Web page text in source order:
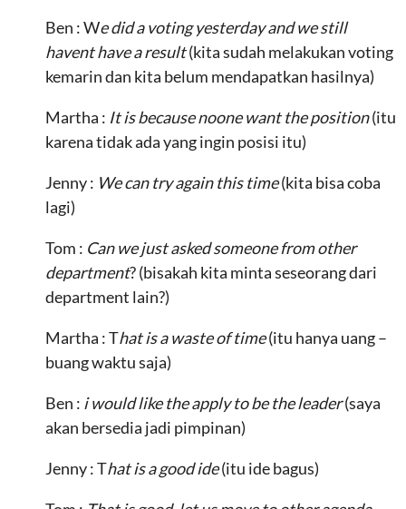
Ben : We did a voting yesterday and we still
havent have a result(kita sudah melakukan voting
kemarin dan kita belum mendapatkan hasilnya)
Martha : It is because noone want the position(itu
karena tidak ada yang ingin posisi itu)
Jenny : We can try again this time(kita bisa coba
lagi)
Tom : Can we just asked someone from other
department? (bisakah kita minta seseorang dari
department lain?)
Martha : That is a waste of time(itu hanya uang –
buang waktu saja)
Ben : i would like the apply to be the leader(saya
akan bersedia jadi pimpinan)
Jenny : That is a good ide(itu ide bagus)